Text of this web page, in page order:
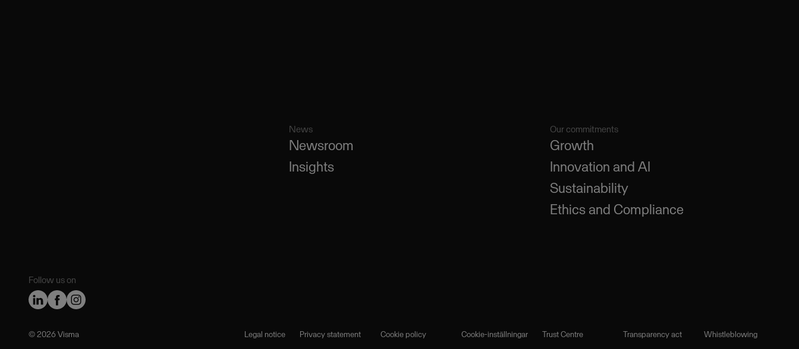
Follow us on
News
Newsroom
Insights
Our commitments
Growth
Innovation and AI
Sustainability
Ethics and Compliance
©️ 2026 Visma Legal notice Privacy statement Cookie policy Cookie-inställningar Trust Centre Transparency act Whistleblowing